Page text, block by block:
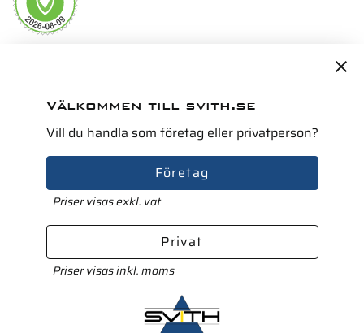
Välkommen till svith.se
Vill du handla som företag eller privatperson?
Företag
Priser visas exkl. vat
Privat
Priser visas inkl. moms